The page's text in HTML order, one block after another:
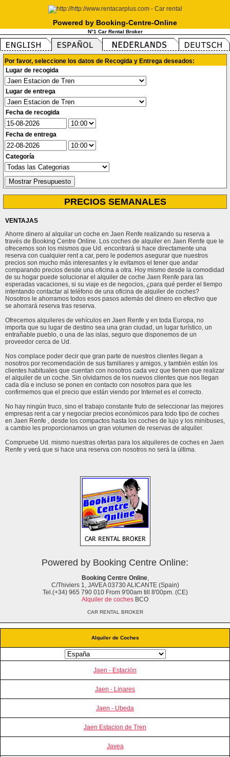
Powered by Booking-Centre-Online
N°1 Car Rental Broker
Alquiler de Coches
Jaen - Estación
Jaen - Linares
Jaen - Ubeda
Jaen Estacion de Tren
Javea
Por favor, seleccione los datos de Recogida y Entrega deseados:
Lugar de recogida
Lugar de entrega
Fecha de recogida
Fecha de entrega
Categoría
PRECIOS SEMANALES
VENTAJAS
Ahorre dinero al alquilar un coche en Jaen Renfe realizando su reserva a
través de Booking Centre Online. Los coches de alquiler en Jaen Renfe que le
ofrecemos son los mismos que Ud. encontrará si hace directamente una
reserva con cualquier rent a car, pero le podemos asegurar que nuestros
precios son mucho más interesantes y le evitamos el tener que andar
comparando precios desde una oficina a otra. Hoy mismo desde la comodidad
de su hogar puede solucionar el alquiler de coche Jaen Renfe para las
esperadas vacaciones, si su viaje es de negocios, ¿para qué perder el tiempo
intentando contactar al teléfono de una oficina de alquiler de coches?
Nosotros le ahorramos todos esos pasos además del dinero en efectivo que
se ahorrará reserva tras reserva.
Ofrecemos alquileres de vehículos en Jaen Renfe y en toda Europa, no
importa que su lugar de destino sea una gran ciudad, un lugar turístico, un
entrañable pueblo, o una de las islas, seguro que disponemos de un
proveedor cerca de Ud.
Nos complace poder decir que gran parte de nuestros clientes llegan a
nosotros por recomendación de sus familiares y amigos, y también están los
clientes habituales que cuentan con nosotros cada vez que tienen que realizar
el alquiler de un coche. Sin olvidarnos de los nuevos clientes que nos llegan
cada día e incluso se ponen en contacto con nosotros para que les
confirmemos que el precio que están viendo por Internet es el correcto.
No hay ningún truco, sino el trabajo constante fruto de seleccionar las mejores
empresas rent a car y negociar precios económicos para todo tipo de coches
en Jaen Renfe , desde los compactos hasta los coches de lujo y los minibuses,
a cambio les proporcionamos un gran volumen de reservas de alquiler.
Compruebe Ud. mismo nuestras ofertas para los alquileres de coches en Jaen
Renfe y verá que si hace una reserva con nosotros no será la última.
Powered by Booking Centre Online:
Booking Centre Online,
C/Thiviers 1, JAVEA 03730 ALICANTE (Spain)
Tel.(+34) 965 790 010 From 9'00am till 8'00pm. (CE)
Alquiler de coches BCO
CAR RENTAL BROKER